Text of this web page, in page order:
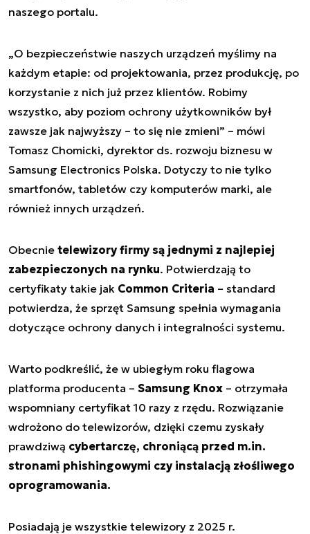
naszego portalu.
„O bezpieczeństwie naszych urządzeń myślimy na
każdym etapie: od projektowania, przez produkcję, po
korzystanie z nich już przez klientów. Robimy
wszystko, aby poziom ochrony użytkowników był
zawsze jak najwyższy – to się nie zmieni” – mówi
Tomasz Chomicki, dyrektor ds. rozwoju biznesu w
Samsung Electronics Polska. Dotyczy to nie tylko
smartfonów, tabletów czy komputerów marki, ale
również innych urządzeń.
Obecnie telewizory firmy są jednymi z najlepiej
zabezpieczonych na rynku. Potwierdzają to
certyfikaty takie jak Common Criteria – standard
potwierdza, że sprzęt Samsung spełnia wymagania
dotyczące ochrony danych i integralności systemu.
Warto podkreślić, że w ubiegłym roku flagowa
platforma producenta – Samsung Knox – otrzymała
wspomniany certyfikat 10 razy z rzędu. Rozwiązanie
wdrożono do telewizorów, dzięki czemu zyskały
prawdziwą cybertarczę, chroniącą przed m.in.
stronami phishingowymi czy instalacją złośliwego
oprogramowania.
Posiadają je wszystkie telewizory z 2025 r.